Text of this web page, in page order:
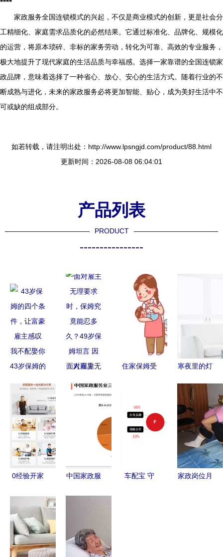
****
家政服务全国连锁模式的兴起，不仅是商业模式的创新，更是社会分
工精细化、家庭需求品质化的必然结果。它通过标准化、品牌化、规模化
的运营，将原本琐碎、非标的家务劳动，转化为可靠、高效的专业服务，
极大地提升了现代家庭的生活品质与幸福感。选择一家靠谱的全国连锁家
政品牌，意味着选择了一种省心、放心、安心的生活方式。随着行业的不
断成熟与进化，未来的家政服务必将更加智能、贴心，成为美好生活中不
可或缺的组成部分。
如若转载，请注明出处：http://www.lpsngjd.com/product/88.html
更新时间：2026-08-08 06:04:01
产品列表
PRODUCT
----------------
43岁保姆的
让富豪雇主
感叹 我不
配娶你
面对雇主无
保姆究竟能
岁保姆坦言
住家保姆受
和稀泥，重
塑行业规则
寒夜里的灯
越表象，触
碰真相的温
暖
0经验开家
51家庭管
家,快人一
大步!
中国家政服
品市场交易
规模约为3
车配宝 守
家政岗位月